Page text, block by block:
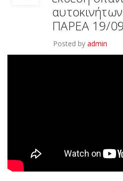
ΠΑΡΕΑ 19/
Posted by admin